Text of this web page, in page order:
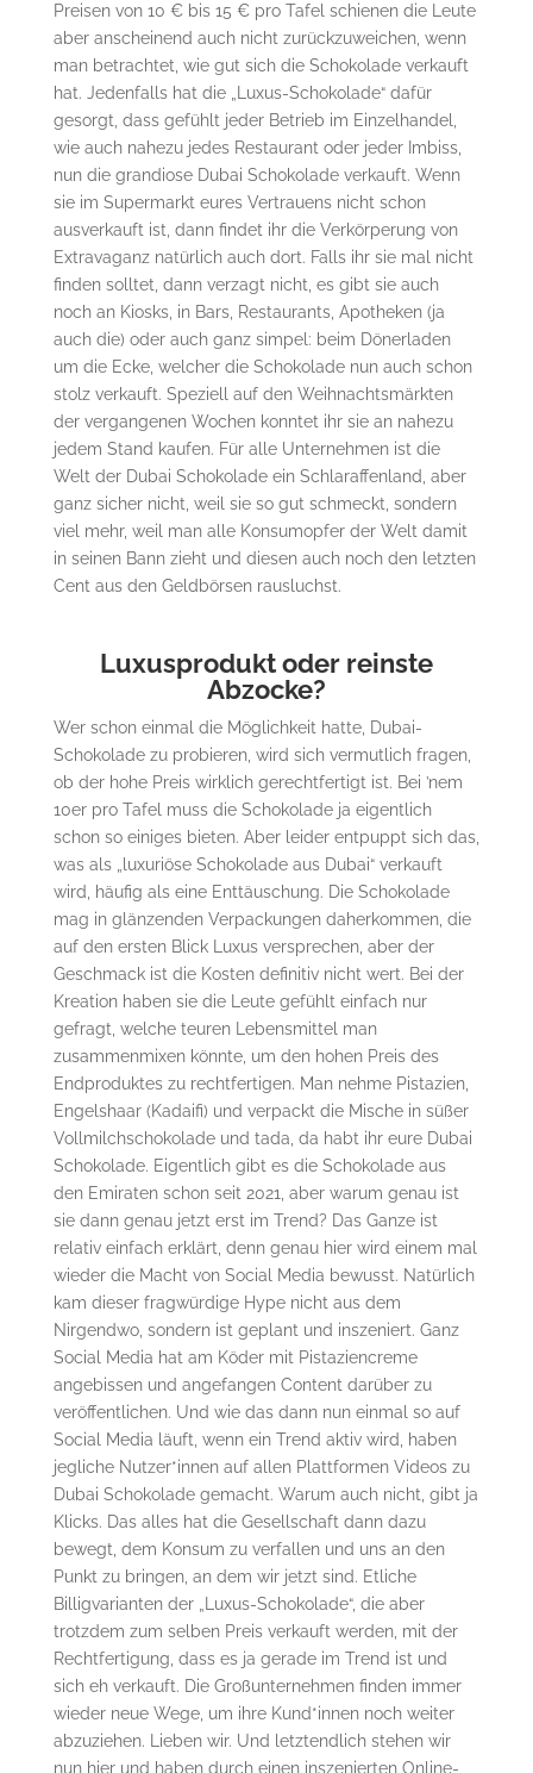
Preisen von 10 € bis 15 € pro Tafel schienen die Leute
aber anscheinend auch nicht zurückzuweichen, wenn
man betrachtet, wie gut sich die Schokolade verkauft
hat. Jedenfalls hat die „Luxus-Schokolade“ dafür
gesorgt, dass gefühlt jeder Betrieb im Einzelhandel,
wie auch nahezu jedes Restaurant oder jeder Imbiss,
nun die grandiose Dubai Schokolade verkauft. Wenn
sie im Supermarkt eures Vertrauens nicht schon
ausverkauft ist, dann findet ihr die Verkörperung von
Extravaganz natürlich auch dort. Falls ihr sie mal nicht
finden solltet, dann verzagt nicht, es gibt sie auch
noch an Kiosks, in Bars, Restaurants, Apotheken (ja
auch die) oder auch ganz simpel: beim Dönerladen
um die Ecke, welcher die Schokolade nun auch schon
stolz verkauft. Speziell auf den Weihnachtsmärkten
der vergangenen Wochen konntet ihr sie an nahezu
jedem Stand kaufen. Für alle Unternehmen ist die
Welt der Dubai Schokolade ein Schlaraffenland, aber
ganz sicher nicht, weil sie so gut schmeckt, sondern
viel mehr, weil man alle Konsumopfer der Welt damit
in seinen Bann zieht und diesen auch noch den letzten
Cent aus den Geldbörsen rausluchst.
Luxusprodukt oder reinste
Abzocke?
Wer schon einmal die Möglichkeit hatte, Dubai-
Schokolade zu probieren, wird sich vermutlich fragen,
ob der hohe Preis wirklich gerechtfertigt ist. Bei ’nem
10er pro Tafel muss die Schokolade ja eigentlich
schon so einiges bieten. Aber leider entpuppt sich das,
was als „luxuriöse Schokolade aus Dubai“ verkauft
wird, häufig als eine Enttäuschung. Die Schokolade
mag in glänzenden Verpackungen daherkommen, die
auf den ersten Blick Luxus versprechen, aber der
Geschmack ist die Kosten definitiv nicht wert. Bei der
Kreation haben sie die Leute gefühlt einfach nur
gefragt, welche teuren Lebensmittel man
zusammenmixen könnte, um den hohen Preis des
Endproduktes zu rechtfertigen. Man nehme Pistazien,
Engelshaar (Kadaifi) und verpackt die Mische in süßer
Vollmilchschokolade und tada, da habt ihr eure Dubai
Schokolade. Eigentlich gibt es die Schokolade aus
den Emiraten schon seit 2021, aber warum genau ist
sie dann genau jetzt erst im Trend? Das Ganze ist
relativ einfach erklärt, denn genau hier wird einem mal
wieder die Macht von Social Media bewusst. Natürlich
kam dieser fragwürdige Hype nicht aus dem
Nirgendwo, sondern ist geplant und inszeniert. Ganz
Social Media hat am Köder mit Pistaziencreme
angebissen und angefangen Content darüber zu
veröffentlichen. Und wie das dann nun einmal so auf
Social Media läuft, wenn ein Trend aktiv wird, haben
jegliche Nutzer*innen auf allen Plattformen Videos zu
Dubai Schokolade gemacht. Warum auch nicht, gibt ja
Klicks. Das alles hat die Gesellschaft dann dazu
bewegt, dem Konsum zu verfallen und uns an den
Punkt zu bringen, an dem wir jetzt sind. Etliche
Billigvarianten der „Luxus-Schokolade“, die aber
trotzdem zum selben Preis verkauft werden, mit der
Rechtfertigung, dass es ja gerade im Trend ist und
sich eh verkauft. Die Großunternehmen finden immer
wieder neue Wege, um ihre Kund*innen noch weiter
abzuziehen. Lieben wir. Und letztendlich stehen wir
nun hier und haben durch einen inszenierten Online-